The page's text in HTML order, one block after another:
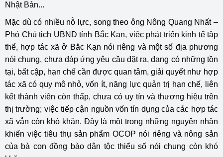
Nhật Bản...
Mặc dù có nhiều nỗ lực, song theo ông Nông Quang Nhất –
Phó Chủ tịch UBND tỉnh Bắc Kạn, việc phát triển kinh tế tập
thể, hợp tác xã ở Bắc Kạn nói riêng và một số địa phương
nói chung, chưa đáp ứng yêu cầu đặt ra, đang có những tồn
tại, bất cập, hạn chế cần được quan tâm, giải quyết như hợp
tác xã có quy mô nhỏ, vốn ít, năng lực quản trị hạn chế, liên
kết thành viên còn thấp, chưa có uy tín và thương hiệu trên
thị trường; việc tiếp cận nguồn vốn tín dụng của các hợp tác
xã vẫn còn khó khăn. Đây là một trong những nguyên nhân
khiến việc tiêu thụ sản phẩm OCOP nói riêng và nông sản
của bà con đồng bào dân tộc thiểu số nói chung còn khó